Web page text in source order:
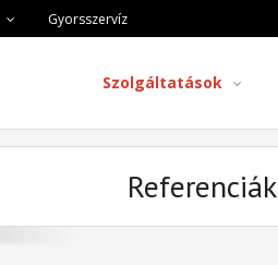
Gyorsszervíz
Szolgáltatások
Referenciák